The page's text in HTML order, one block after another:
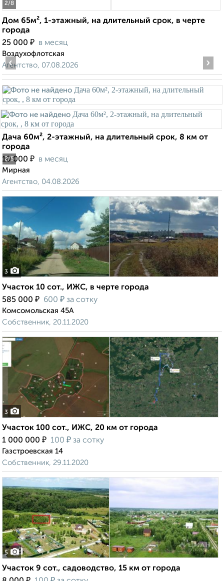
2/8
Дом 65м², 1-этажный, на длительный срок, в черте
города
25 000 ₽ в месяц
Воздухофлотская
Агентство, 07.08.2026
2/5
‹ ›
Дача 60м², 2-этажный, на длительный срок, 8 км от
города
10 000 ₽ в месяц
Мирная
Агентство, 04.08.2026
3
Участок 10 сот., ИЖС, в черте города
585 000 ₽ 600 ₽ за сотку
Комсомольская 45А
Собственник, 20.11.2020
3
Участок 100 сот., ИЖС, 20 км от города
1 000 000 ₽ 100 ₽ за сотку
Газстроевская 14
Собственник, 29.11.2020
5
Участок 9 сот., садоводство, 15 км от города